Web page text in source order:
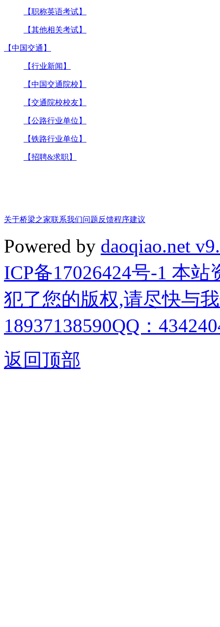
【职称英语考试】
【其他相关考试】
【中国交通】
【行业新闻】
【中国交通院校】
【交通院校校友】
【公路行业单位】
【铁路行业单位】
【招聘&求职】
关于桥梁之家联系我们问题反馈程序建议
Powered by daoqiao.net
ICP备17026424号-1 本
犯了您的版权,请尽快与
18937138590QQ：
返回顶部